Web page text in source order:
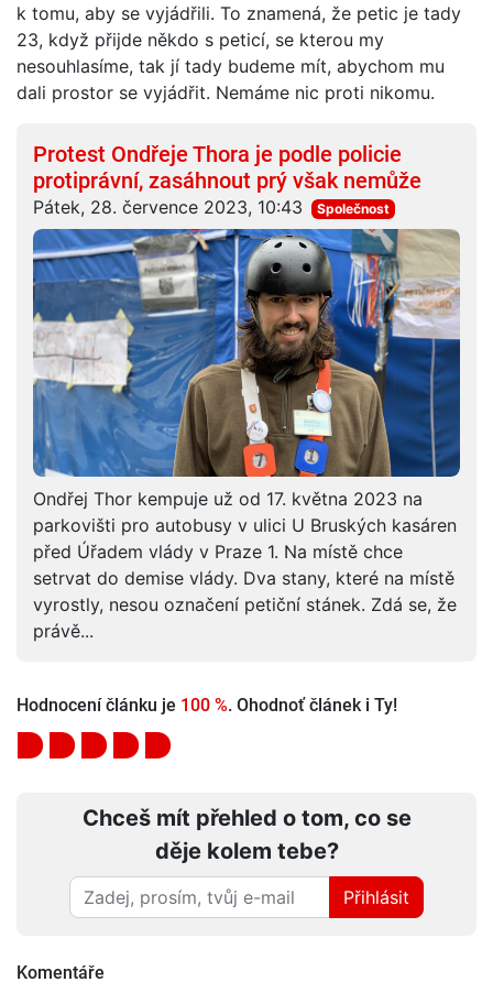
k tomu, aby se vyjádřili. To znamená, že petic je tady
23, když přijde někdo s peticí, se kterou my
nesouhlasíme, tak jí tady budeme mít, abychom mu
dali prostor se vyjádřit. Nemáme nic proti nikomu.
Protest Ondřeje Thora je podle policie
protiprávní, zasáhnout prý však nemůže
Pátek, 28. července 2023, 10:43 Společnost
Ondřej Thor kempuje už od 17. května 2023 na
parkovišti pro autobusy v ulici U Bruských kasáren
před Úřadem vlády v Praze 1. Na místě chce
setrvat do demise vlády. Dva stany, které na místě
vyrostly, nesou označení petiční stánek. Zdá se, že
právě...
Hodnocení článku je 100 %. Ohodnoť článek i Ty!
Chceš mít přehled o tom, co se
děje kolem tebe?
Přihlásit
Komentáře